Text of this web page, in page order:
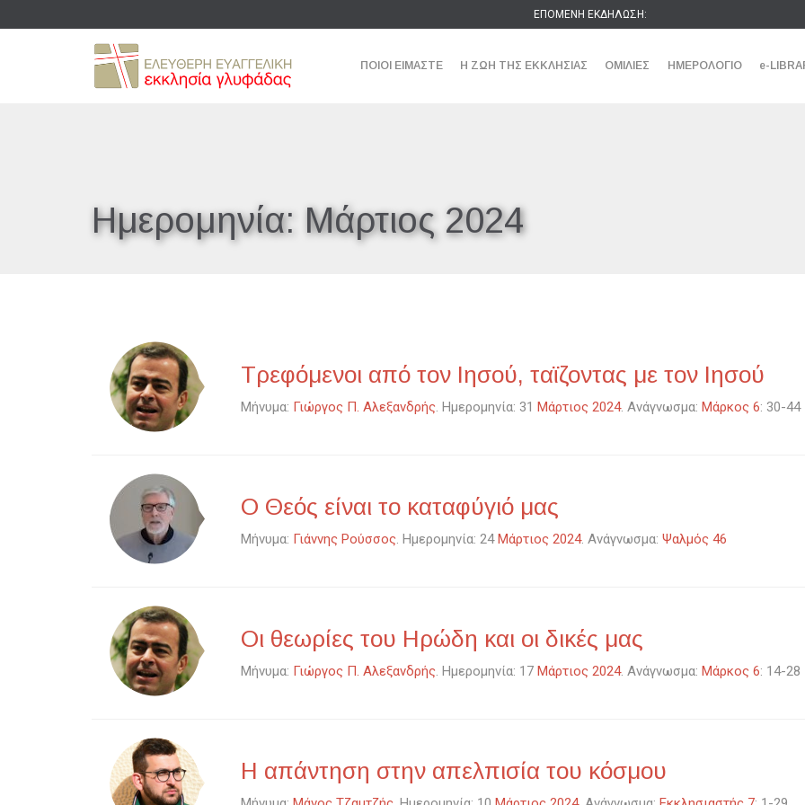
ΕΠΟΜΕΝΗ ΕΚΔΗΛΩΣΗ:
ΠΟΙΟΙ ΕΙΜΑΣΤΕ Η ΖΩΗ ΤΗΣ ΕΚΚΛΗΣΙΑΣ ΟΜΙΛΙΕΣ ΗΜΕΡΟΛΟΓΙΟ e-
Ημερομηνία: Μάρτιος 2024
Τρεφόμενοι από τον Ιησού, ταϊζοντας με τον Ιησού
Μήνυμα: Γιώργος Π. Αλεξανδρής. Ημερομηνία: 31 Μάρτιος 2024. Ανάγνωσμα: Μάρκος 6: 30-44
Ο Θεός είναι το καταφύγιό μας
Μήνυμα: Γιάννης Ρούσσος. Ημερομηνία: 24 Μάρτιος 2024. Ανάγνωσμα: Ψαλμός 46
Οι θεωρίες του Ηρώδη και οι δικές μας
Μήνυμα: Γιώργος Π. Αλεξανδρής. Ημερομηνία: 17 Μάρτιος 2024. Ανάγνωσμα: Μάρκος 6: 14-28
Η απάντηση στην απελπισία του κόσμου